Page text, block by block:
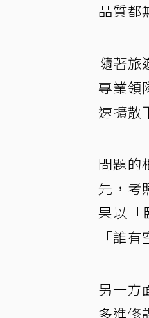
品質都
隨著旅
專業領
速擴散
問題的
先，考
果以「
「誰
另一方
多進修